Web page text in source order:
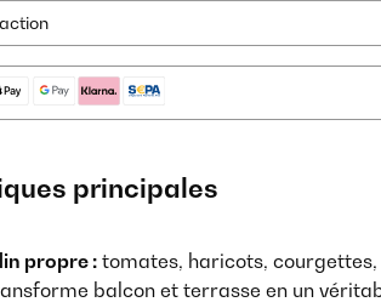
principales
propre : tomates, haricots,
balcon et terrasse en un